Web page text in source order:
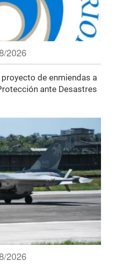
2026
de enmiendas a
ante Desastres
2026